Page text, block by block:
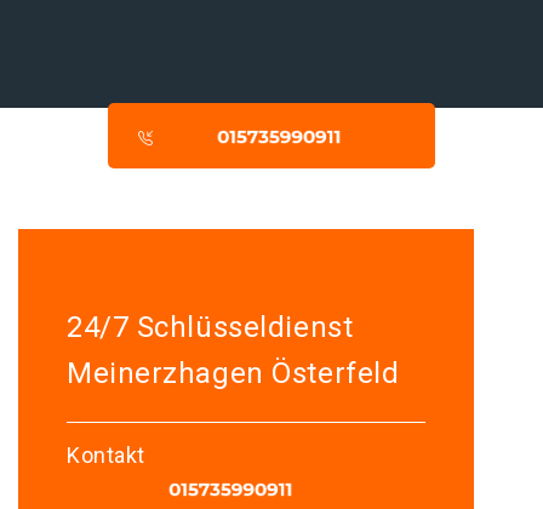
24/7 Schlüsseldienst
Meinerzhagen Österfeld
Kontakt